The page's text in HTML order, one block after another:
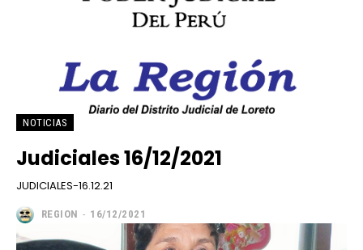
NOTICIAS
Judiciales 16/12/2021
JUDICIALES-16.12.21
REGION - 16/12/2021